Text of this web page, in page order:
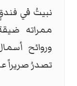
نبيتُ في
ممراته
وروائح
تصدرُ صريراً